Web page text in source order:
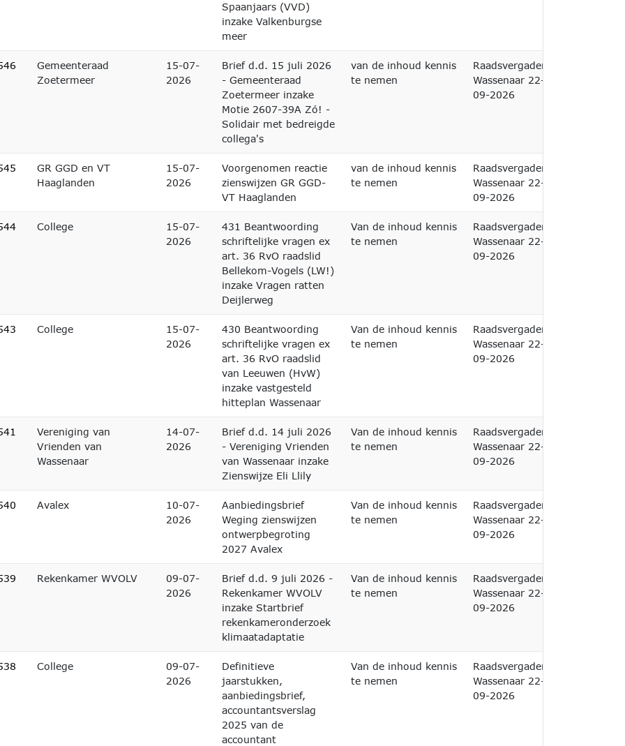
Spaanjaars (VVD)
inzake Valkenburgse
meer
Gemeenteraad
Zoetermeer
15-07-
2026
Brief d.d. 15 juli 2026
- Gemeenteraad
Zoetermeer inzake
Motie 2607-39A Zó! -
Solidair met bedreigde
collega's
van de inhoud kennis
te nemen
Raadsvergadering
Wassenaar 22-
09-2026
GR GGD en VT
Haaglanden
15-07-
2026
Voorgenomen reactie
zienswijzen GR GGD-
VT Haaglanden
van de inhoud kennis
te nemen
Raadsvergadering
Wassenaar 22-
09-2026
College
15-07-
2026
431 Beantwoording
schriftelijke vragen ex
art. 36 RvO raadslid
Bellekom-Vogels (LW!)
inzake Vragen ratten
Deijlerweg
Van de inhoud kennis
te nemen
Raadsvergadering
Wassenaar 22-
09-2026
College
15-07-
2026
430 Beantwoording
schriftelijke vragen ex
art. 36 RvO raadslid
van Leeuwen (HvW)
inzake vastgesteld
hitteplan Wassenaar
Van de inhoud kennis
te nemen
Raadsvergadering
Wassenaar 22-
09-2026
Vereniging van
Vrienden van
Wassenaar
14-07-
2026
Brief d.d. 14 juli 2026
- Vereniging Vrienden
van Wassenaar inzake
Zienswijze Eli Llily
Van de inhoud kennis
te nemen
Raadsvergadering
Wassenaar 22-
09-2026
Avalex
10-07-
2026
Aanbiedingsbrief
Weging zienswijzen
ontwerpbegroting
2027 Avalex
Van de inhoud kennis
te nemen
Raadsvergadering
Wassenaar 22-
09-2026
Rekenkamer WVOLV
09-07-
2026
Brief d.d. 9 juli 2026 -
Rekenkamer WVOLV
inzake Startbrief
rekenkameronderzoek
klimaatadaptatie
Van de inhoud kennis
te nemen
Raadsvergadering
Wassenaar 22-
09-2026
College
09-07-
2026
Definitieve
jaarstukken,
aanbiedingsbrief,
accountantsverslag
2025 van de
accountant
Van de inhoud kennis
te nemen
Raadsvergadering
Wassenaar 22-
09-2026